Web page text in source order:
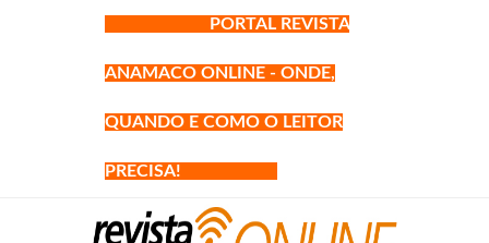
PORTAL REVISTA
ANAMACO ONLINE - ONDE,
QUANDO E COMO O LEITOR
PRECISA!